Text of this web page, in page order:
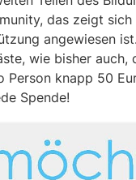
das zeigt sich
angewiesen
wie bisher auch,
Person knapp 50
Spende!